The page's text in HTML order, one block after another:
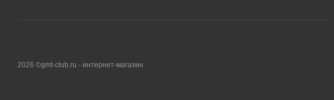
2026 ©gmt-club.ru - интернет-магазин